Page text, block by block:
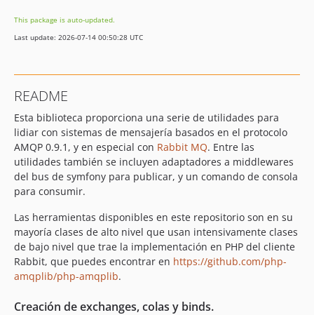
This package is auto-updated.
Last update: 2026-07-14 00:50:28 UTC
README
Esta biblioteca proporciona una serie de utilidades para
lidiar con sistemas de mensajería basados en el protocolo
AMQP 0.9.1, y en especial con Rabbit MQ. Entre las
utilidades también se incluyen adaptadores a middlewares
del bus de symfony para publicar, y un comando de consola
para consumir.
Las herramientas disponibles en este repositorio son en su
mayoría clases de alto nivel que usan intensivamente clases
de bajo nivel que trae la implementación en PHP del cliente
Rabbit, que puedes encontrar en https://github.com/php-
amqplib/php-amqplib.
Creación de exchanges, colas y binds.